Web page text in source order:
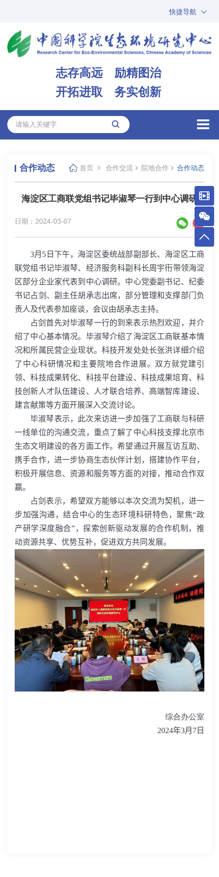
快捷导航
ARP
邮箱
志存高远 励精图治
开拓进取 务实创新
合作动态 首页 合作交流 院地合作 合作动态
海淀区工商联党组书记毕淑琴一行到中心调研
日期：2024-03-07
3月 5 日下午， 海淀区委统战部副部长、海淀区工商
联党组书记毕淑琴、经济服务科副科长周宇衎带领海淀
区部分企业家代表到中心调研。中心党委副书记、纪委
书记占剑、副主任胡承志出席，部分管理和支撑部门负
责人及代表参加座谈，会议由胡承志主持。
占剑首先对毕淑琴一行的到来表示热烈欢迎，并介
绍了中心基本情况。毕淑琴介绍了海淀区工商联基本情
况和所属民营企业现状。科技开发处处长张洪详细介绍
了中心科研情况和主要院地合作进展。双方就党建引
领、科技成果转化、科技平台建设、科技成果培育、科
技创新人才队伍建设、人才联合培养、高端智库建设、
建言献策等方面开展深入交流讨论。
毕淑琴表示，此次来访进一步加强了工商联与科研
一线单位的沟通交流，重点了解了中心科技支撑北京市
生态文明建设的各方面工作。希望通过开展互访互助、
携手合作，进一步协商生态伙伴计划，搭建协作平台，
积极开展信息、资源和服务等方面的对接，推动合作双
赢。
占剑表示，希望双方能够以本次交流为契机，进一
步加强沟通，结合中心的生态环境科研特色，聚焦“政
产研学深度融合”，探索创新驱动发展的合作机制，推
动资源共享、优势互补，促进双方共同发展。
综合办公室
2024年3月 7 日